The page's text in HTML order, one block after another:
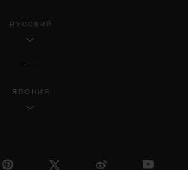
РУССКИЙ
ЯПОНИЯ